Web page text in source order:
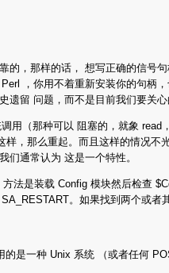
，那样的话， 想写正确的信号
，你用不着重新安装你的句
留 问题，而不是目前我们要关心
用（那种可以 阻塞的，就象
，那么重起。而且这样的情况
们通常认为 这是一个特性。
法是装载 Config 模块然后检查
。如果找到两个或者
是一种 Unix 系统 （或者任何